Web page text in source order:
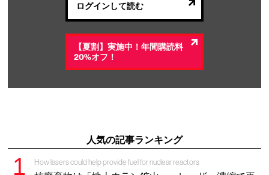
ログインして読む
【夏割】実施中！年間購読料
20%オフ！
人気の記事ランキング
How lasers could help provide fuel for nuclear reactors